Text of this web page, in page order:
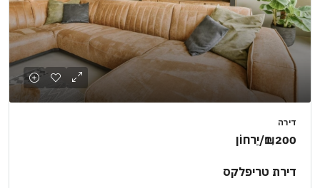
דירה
₪1,200/יַרחוֹן
דירת טריפלקס